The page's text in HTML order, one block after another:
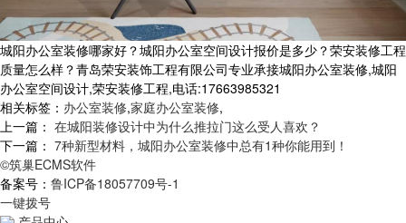
城阳办公室装修哪家好？城阳办公室空间设计报价是多少？荣安装修工程
质量怎么样？青岛荣安装饰工程有限公司专业承接城阳办公室装修,城阳
办公室空间设计,荣安装修工程,电话:17663985321
相关标签： 办公室装修,家庭办公室装修,
上一篇： 在城阳装修设计中为什么推拉门这么受人喜欢？
下一篇： 7种新型材料，城阳办公室装修中总有1种你能用到！
©筑巢ECMS软件
备案号： 鲁ICP备18057709号-1
一键拨号